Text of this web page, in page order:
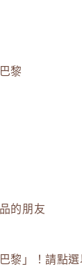
黎
的朋友
黎」！請點選